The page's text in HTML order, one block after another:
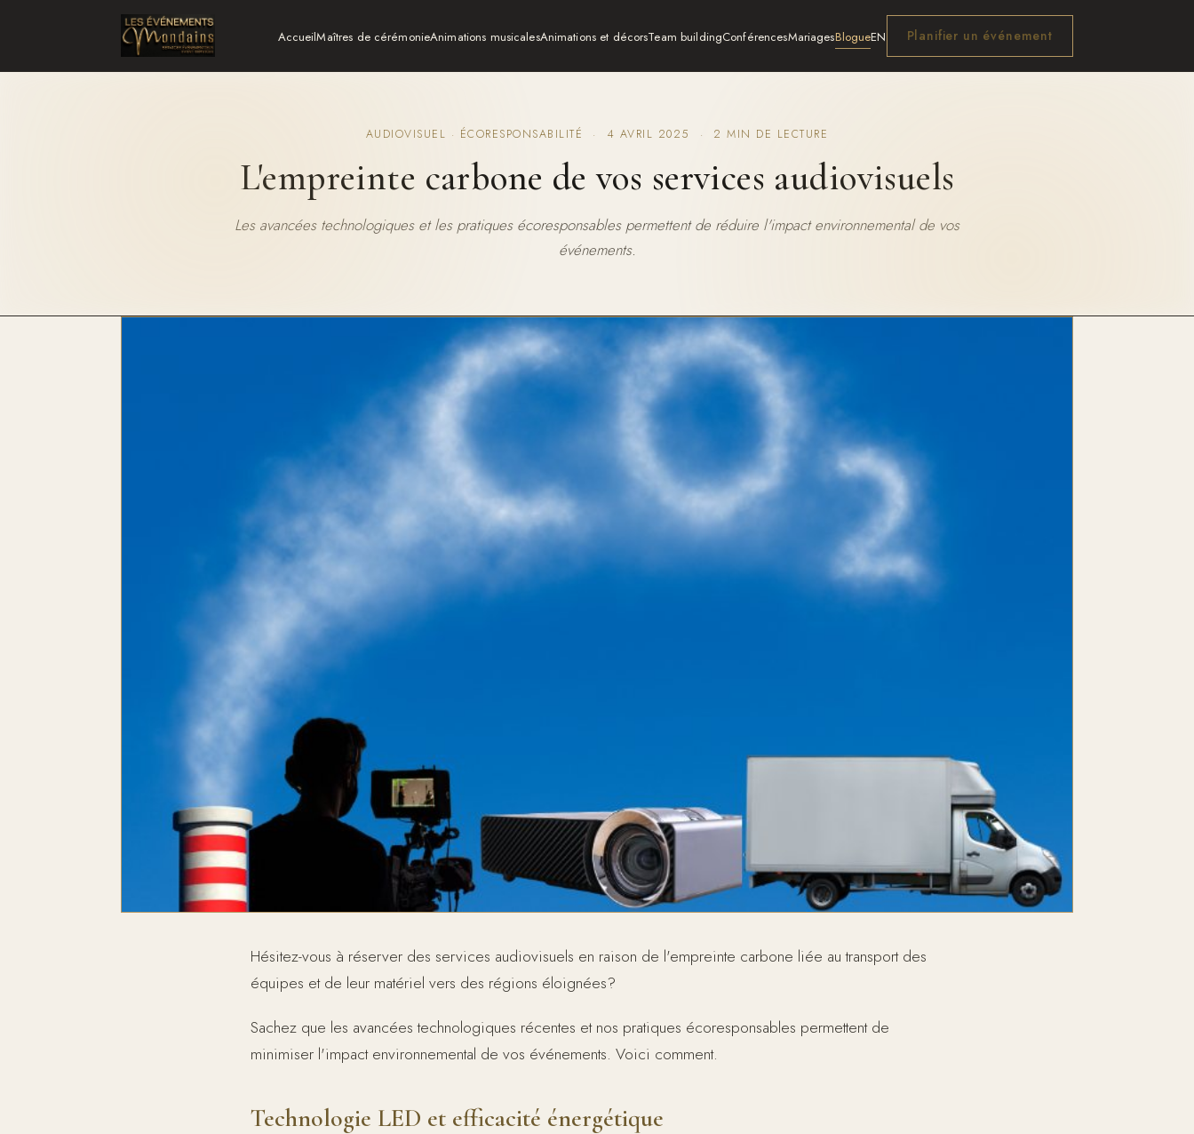
AccueilMaîtres de cérémonieAnimations musicalesAnimations et décorsTeam buildingConférencesMariagesBlogueEN Planifier un événement
AUDIOVISUEL · ÉCORESPONSABILITÉ · 4 AVRIL 2025 · 2 MIN DE LECTURE
L'empreinte carbone de vos services audiovisuels
Les avancées technologiques et les pratiques écoresponsables permettent de réduire l'impact environnemental de vos
événements.
Hésitez-vous à réserver des services audiovisuels en raison de l'empreinte carbone liée au transport des
équipes et de leur matériel vers des régions éloignées?
Sachez que les avancées technologiques récentes et nos pratiques écoresponsables permettent de
minimiser l'impact environnemental de vos événements. Voici comment.
Technologie LED et efficacité énergétique